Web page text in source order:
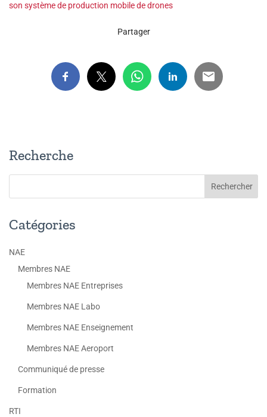
son système de production mobile de drones
Partager
Recherche
Catégories
NAE
Membres NAE
Membres NAE Entreprises
Membres NAE Labo
Membres NAE Enseignement
Membres NAE Aeroport
Communiqué de presse
Formation
RTI